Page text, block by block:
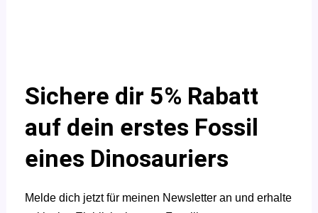
Sichere dir 5% Rabatt
auf dein erstes Fossil
eines Dinosauriers
Melde dich jetzt für meinen Newsletter an und erhalte